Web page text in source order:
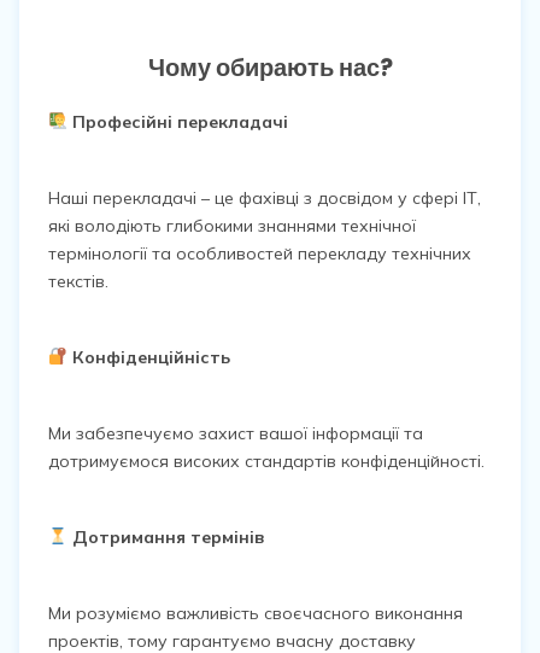
Чому обирають нас?
Професійні перекладачі
Наші перекладачі – це фахівці з досвідом у сфері ІТ,
які володіють глибокими знаннями технічної
термінології та особливостей перекладу технічних
текстів.
Конфіденційність
Ми забезпечуємо захист вашої інформації та
дотримуємося високих стандартів конфіденційності.
Дотримання термінів
Ми розуміємо важливість своєчасного виконання
проектів, тому гарантуємо вчасну доставку